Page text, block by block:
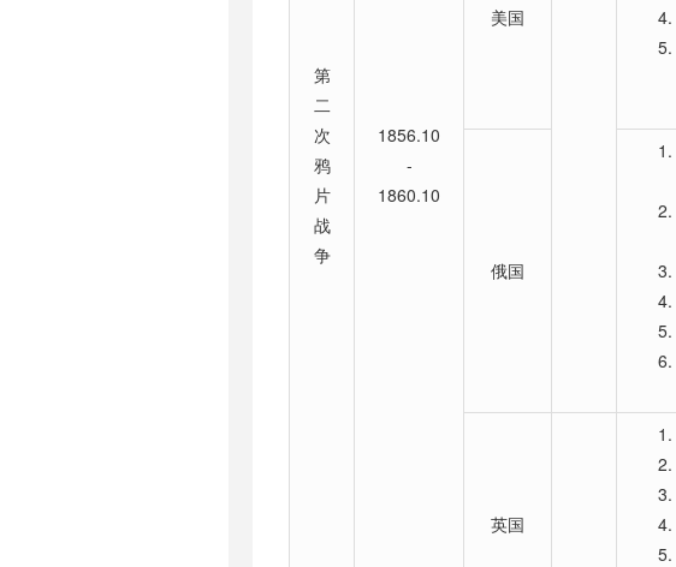
第
二
次
鸦
片
战
争
1856.10
-
1860.10
美国
俄国
英国